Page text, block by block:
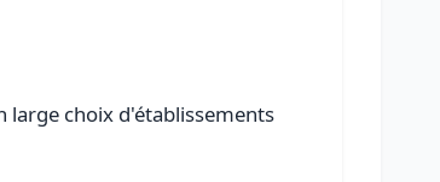
large choix d'établissements